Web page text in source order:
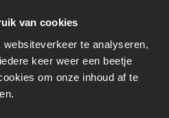
van cookies
te analyseren,
keer weer een beetje
om onze inhoud af te